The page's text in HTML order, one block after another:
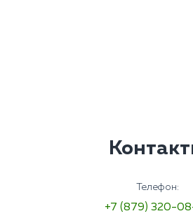
Телефон:
+7 (879) 320-